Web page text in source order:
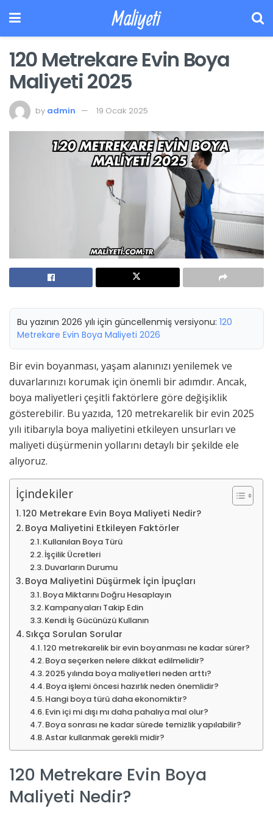
Maliyeti
120 Metrekare Evin Boya
Maliyeti 2025
by admin 19 Ocak 2025
Bu yazının 2026 yılı için güncellenmiş versiyonu: 120
Metrekare Evin Boya Maliyeti 2026
Bir evin boyanması, yaşam alanınızı yenilemek ve
duvarlarınızı korumak için önemli bir adımdır. Ancak,
boya maliyetleri çeşitli faktörlere göre değişiklik
gösterebilir. Bu yazıda, 120 metrekarelik bir evin 2025
yılı itibarıyla boya maliyetini etkileyen unsurları ve
maliyeti düşürmenin yollarını detaylı bir şekilde ele
alıyoruz.
İçindekiler
120 Metrekare Evin Boya Maliyeti Nedir?
Boya Maliyetini Etkileyen Faktörler
Kullanılan Boya Türü
İşçilik Ücretleri
Duvarların Durumu
Boya Maliyetini Düşürmek İçin İpuçları
Boya Miktarını Doğru Hesaplayın
Kampanyaları Takip Edin
Kendi İş Gücünüzü Kullanın
Sıkça Sorulan Sorular
120 metrekarelik bir evin boyanması ne kadar sürer?
Boya seçerken nelere dikkat edilmelidir?
2025 yılında boya maliyetleri neden arttı?
Boya işlemi öncesi hazırlık neden önemlidir?
Hangi boya türü daha ekonomiktir?
Evin içi mi dışı mı daha pahalıya mal olur?
Boya sonrası ne kadar sürede temizlik yapılabilir?
Astar kullanmak gerekli midir?
120 Metrekare Evin Boya
Maliyeti Nedir?